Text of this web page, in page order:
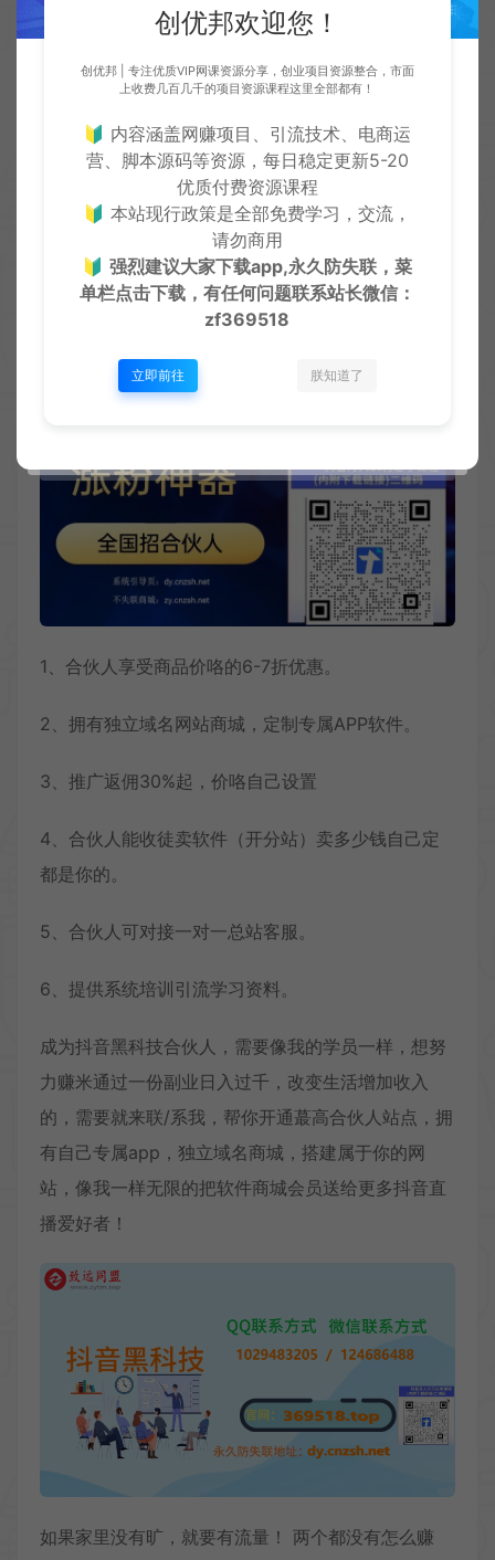
124686488 / 1029483205 /
1819460773
加入黑科技合伙人能得到什么？
1、合伙人享受商品价咯的6-7折优惠。
2、拥有独立域名网站商城，定制专属APP软件。
3、推广返佣30%起，价咯自己设置
4、合伙人能收徒卖软件（开分站）卖多少钱自己定
都是你的。
5、合伙人可对接一对一总站客服。
6、提供系统培训引流学习资料。
成为抖音黑科技合伙人，需要像我的学员一样，想努
力赚米通过一份副业日入过千，改变生活增加收入
的，需要就来联/系我，帮你开通蕞高合伙人站点，拥
有自己专属app，独立域名商城，搭建属于你的网
站，像我一样无限的把软件商城会员送给更多抖音直
播爱好者！
如果家里没有旷，就要有流量！ 两个都没有怎么赚
创优邦欢迎您！
创优邦 | 专注优质VIP网课资源分享，创业项目资源整合，市面
上收费几百几千的项目资源课程这里全部都有！
🔰 内容涵盖网赚项目、引流技术、电商运
营、脚本源码等资源，每日稳定更新5-20
优质付费资源课程
🔰 本站现行政策是全部免费学习，交流，
请勿商用
🔰强烈建议大家下载app,永久防失联，菜
单栏点击下载，有任何问题联系站长微信：
zf369518
立即前往 朕知道了